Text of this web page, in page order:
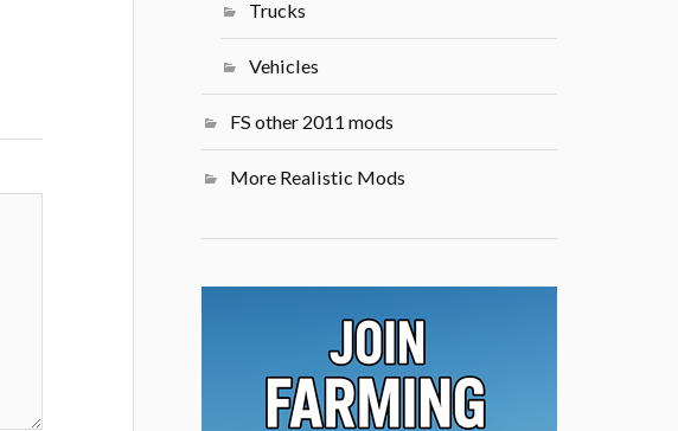
Trucks
Vehicles
FS other 2011 mods
More Realistic Mods